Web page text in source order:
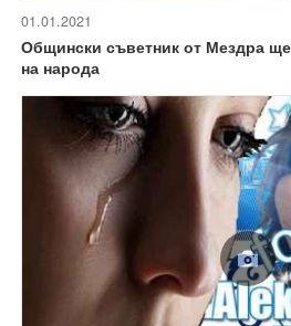
01.01.2021
Общински съветник от Мездра
на народа